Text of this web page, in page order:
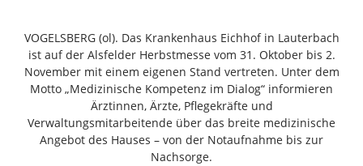
Gemünden
Grebenau
Grebenhain
Herbstein
Kirtorf
VOGELSBERG (ol). Das Krankenhaus Eichhof in Lauterbach
ist auf der Alsfelder Herbstmesse vom 31. Oktober bis 2.
November mit einem eigenen Stand vertreten. Unter dem
Motto „Medizinische Kompetenz im Dialog“ informieren
Ärztinnen, Ärzte, Pflegekräfte und
Verwaltungsmitarbeitende über das breite medizinische
Angebot des Hauses – von der Notaufnahme bis zur
Nachsorge.